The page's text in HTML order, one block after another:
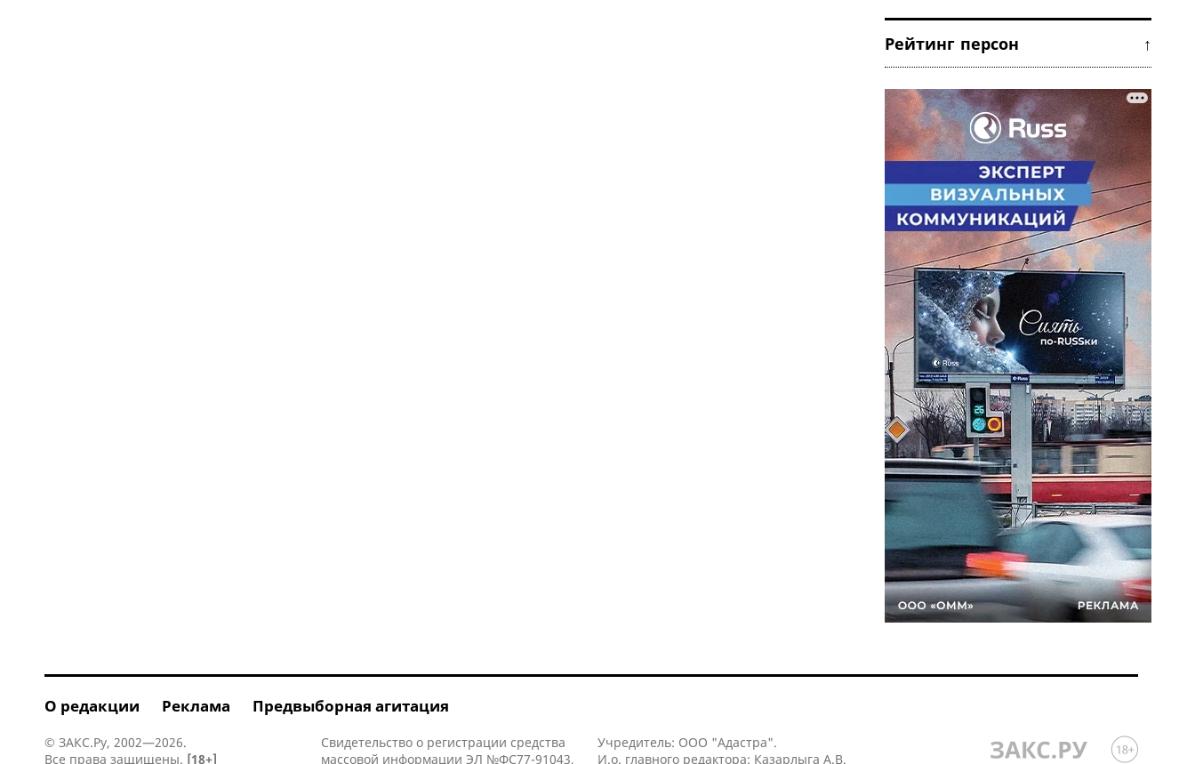
Рейтинг персон ↑
О редакции Реклама Предвыборная агитация
© ЗАКС.Ру, 2002—2026.
Все права защищены. [18+]
Свидетельство о регистрации средства
массовой информации ЭЛ №ФС77-91043,
Учредитель: ООО "Адастра".
И.о. главного редактора: Казарлыга А.В.